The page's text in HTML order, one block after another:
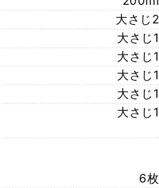
大さじ2
大さじ1
大さじ1
大さじ1
大さじ1
大さじ1
6枚